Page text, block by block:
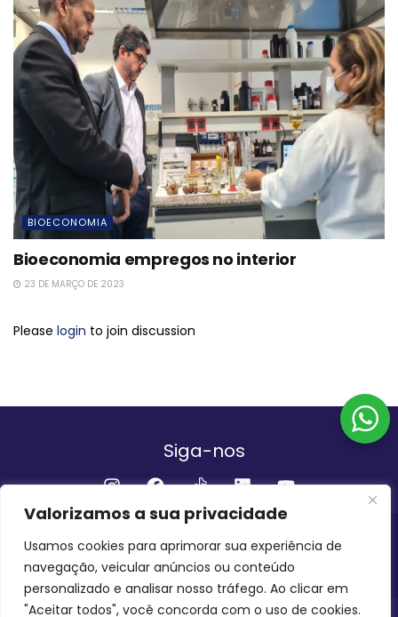
Valorizamos a sua privacidade
Usamos cookies para aprimorar sua experiência de
navegação, veicular anúncios ou conteúdo
personalizado e analisar nosso tráfego. Ao clicar em
"Aceitar todos", você concorda com o uso de cookies.
BIOECONOMIA
Bioeconomia empregos no interior
23 DE MARÇO DE 2023
Please login to join discussion
Siga-nos
Institucional
QUEM SOMOS FALE CONOSCO